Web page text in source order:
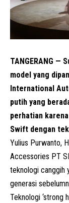
TANGERANG —
model yang
International
putih yang
perhatian
Swift dengan
Yulius Purwanto,
Accessories PT
teknologi canggih
generasi
Teknologi ‘strong